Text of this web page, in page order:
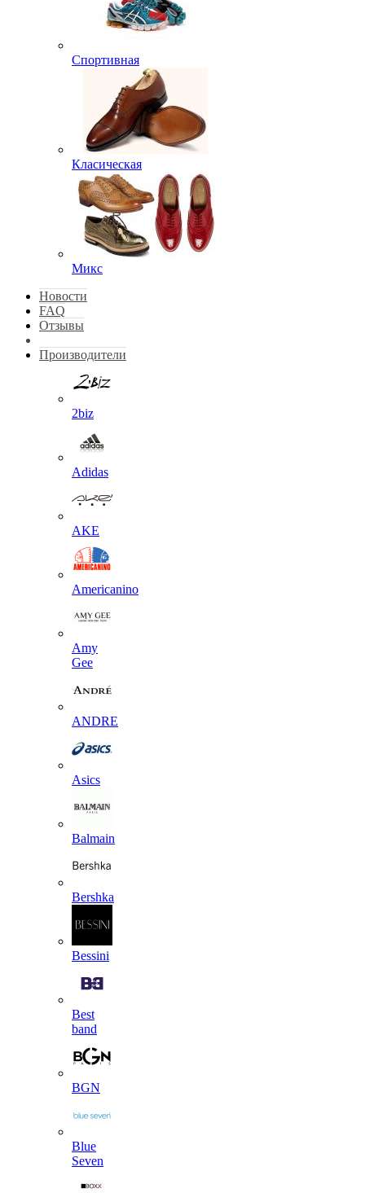
Спортивная
Класическая
Микс
Новости
FAQ
Отзывы
Производители
2biz
Adidas
AKE
Americanino
Amy
Gee
ANDRE
Asics
Balmain
Bershka
Bessini
Best
band
BGN
Blue
Seven